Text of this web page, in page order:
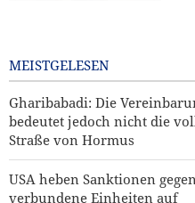
MEISTGELESEN
Gharibabadi: Die
bedeutet jedoch nicht die
Straße von Hormus
USA heben Sanktionen
verbundene Einheiten auf